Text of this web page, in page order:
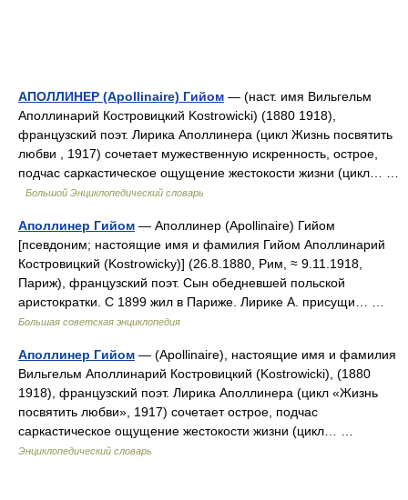
АПОЛЛИНЕР (Apollinaire) Гийом — (наст. имя Вильгельм
Аполлинарий Костровицкий Kostrowicki) (1880 1918),
французский поэт. Лирика Аполлинера (цикл Жизнь посвятить
любви , 1917) сочетает мужественную искренность, острое,
подчас саркастическое ощущение жестокости жизни (цикл… …
Большой Энциклопедический словарь
Аполлинер Гийом — Аполлинер (Apollinaire) Гийом
[псевдоним; настоящие имя и фамилия Гийом Аполлинарий
Костровицкий (Kostrowicky)] (26.8.1880, Рим, ≈ 9.11.1918,
Париж), французский поэт. Сын обедневшей польской
аристократки. С 1899 жил в Париже. Лирике А. присущи… …
Большая советская энциклопедия
Аполлинер Гийом — (Apollinaire), настоящие имя и фамилия
Вильгельм Аполлинарий Костровицкий (Kostrowicki), (1880
1918), французский поэт. Лирика Аполлинера (цикл «Жизнь
посвятить любви», 1917) сочетает острое, подчас
саркастическое ощущение жестокости жизни (цикл… …
Энциклопедический словарь